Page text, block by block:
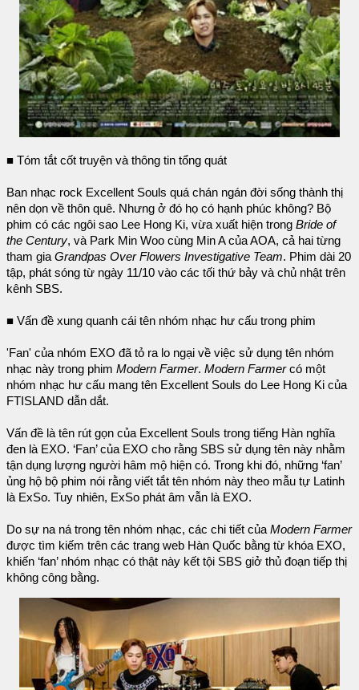
■ Tóm tắt cốt truyện và thông tin tổng quát
Ban nhạc rock Excellent Souls quá chán ngán đời sống thành thị
nên dọn về thôn quê. Nhưng ở đó họ có hạnh phúc không? Bộ
phim có các ngôi sao Lee Hong Ki, vừa xuất hiện trong Bride of
the Century, và Park Min Woo cùng Min A của AOA, cả hai từng
tham giaGrandpas Over Flowers Investigative Team. Phim dài 20
tập, phát sóng từ ngày 11/10 vào các tối thứ bảy và chủ nhật trên
kênh SBS.
■ Vấn đề xung quanh cái tên nhóm nhạc hư cấu trong phim
'Fan' của nhóm EXO đã tỏ ra lo ngại về việc sử dụng tên nhóm
nhạc này trong phim Modern Farmer. Modern Farmercó một
nhóm nhạc hư cấu mang tên Excellent Souls do Lee Hong Ki của
FTISLAND dẫn dắt.
Vấn đề là tên rút gọn của Excellent Souls trong tiếng Hàn nghĩa
đen là EXO. ‘Fan’ của EXO cho rằng SBS sử dụng tên này nhằm
tận dụng lượng người hâm mộ hiện có. Trong khi đó, những ‘fan’
ủng hộ bộ phim nói rằng viết tắt tên nhóm này theo mẫu tự Latinh
là ExSo. Tuy nhiên, ExSo phát âm vẫn là EXO.
Do sự na ná trong tên nhóm nhạc, các chi tiết củaModern Farmer
được tìm kiếm trên các trang web Hàn Quốc bằng từ khóa EXO,
khiến ‘fan’ nhóm nhạc có thật này kết tội SBS giở thủ đoạn tiếp thị
không công bằng.